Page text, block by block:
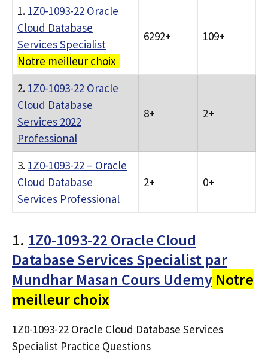
1. 1Z0-1093-22 Oracle
Cloud Database
Services Specialist
Notre meilleur choix
6292+ 109+
2. 1Z0-1093-22 Oracle
Cloud Database
Services 2022
Professional
8+ 2+
3. 1Z0-1093-22 – Oracle
Cloud Database
Services Professional
2+ 0+
1. 1Z0-1093-22 Oracle Cloud
Database Services Specialist par
Mundhar Masan Cours Udemy Notre
meilleur choix
1Z0-1093-22 Oracle Cloud Database Services
Specialist Practice Questions